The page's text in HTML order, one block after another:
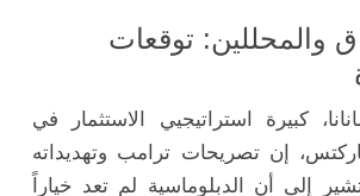
والمحللين: توقعات
كبيرة استراتيجيي الاستثمار في
إن تصريحات ترامب وتهديداته
تشير إلى أن الدبلوماسية لم تعد خياراً